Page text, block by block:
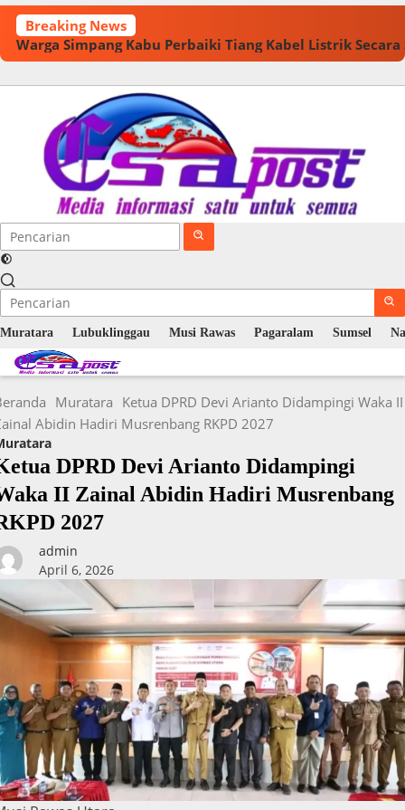
Langsung
konten
Breaking News
Warga Simpang Kabu Perbaiki Tiang Kabel Listrik
Muratara Lubuklinggau Musi Rawas Pagaralam Sumsel
Muratara Ketua DPRD Devi Arianto Didampingi Waka II
Abidin Hadiri Musrenbang RKPD 2027
DPRD Devi Arianto Didampingi
II Zainal Abidin Hadiri Musrenbang
2027
admin
April 6, 2026